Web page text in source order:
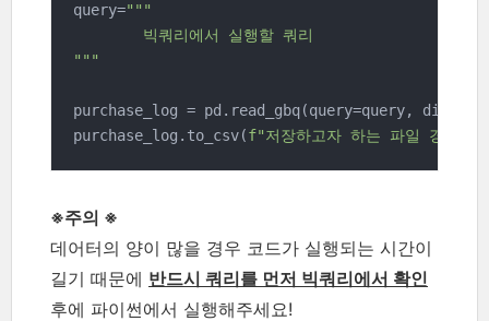
query="""
"""
purchase_log = pd.read_gbq(query=query,
purchase_log.to_csv(f"저장하고자 하는 파일 경로"
※주의 ※
데어터의 양이 많을 경우 코드가 실행되는 시간이
길기 때문에 반드시 쿼리를 먼저 빅쿼리에서 확인
후에 파이썬에서 실행해주세요!